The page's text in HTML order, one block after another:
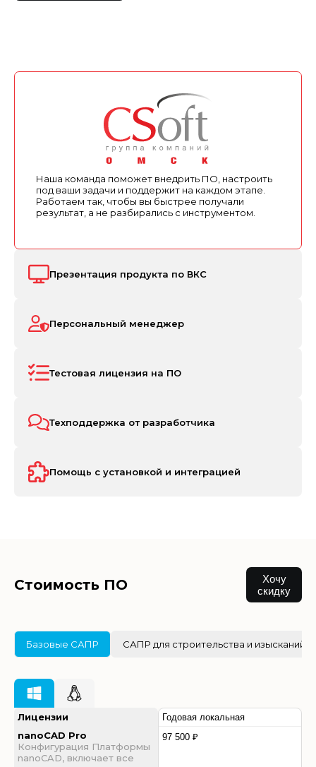
Наша команда поможет внедрить ПО, настроить
под ваши задачи и поддержит на каждом этапе.
Работаем так, чтобы вы быстрее получали
результат, а не разбирались с инструментом.
Презентация продукта по ВКС
Персональный менеджер
Тестовая лицензия на ПО
Техподдержка от разработчика
Помощь с установкой и интеграцией
Стоимость ПО
Хочу
скидку
Базовые САПР САПР для строительства и изысканий
Лицензии
nanoCAD Pro
Конфигурация Платформы
nanoCAD, включает все
Годовая локальная
97 500 ₽